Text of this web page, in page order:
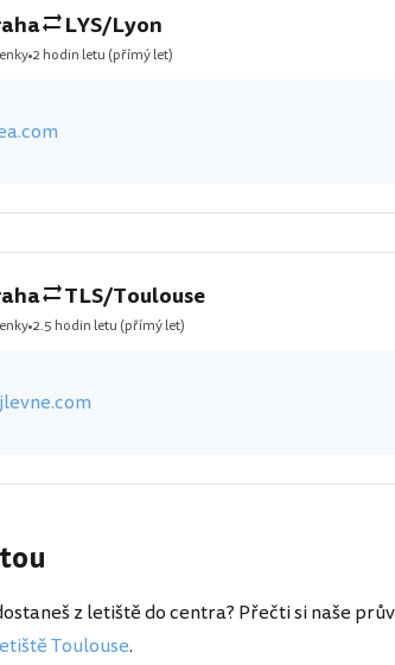
LYS/Lyon
2 hodin letu (přímý let)
TLS/Toulouse
2.5 hodin letu (přímý let)
z letiště do centra? Přečti si naše
Toulouse.